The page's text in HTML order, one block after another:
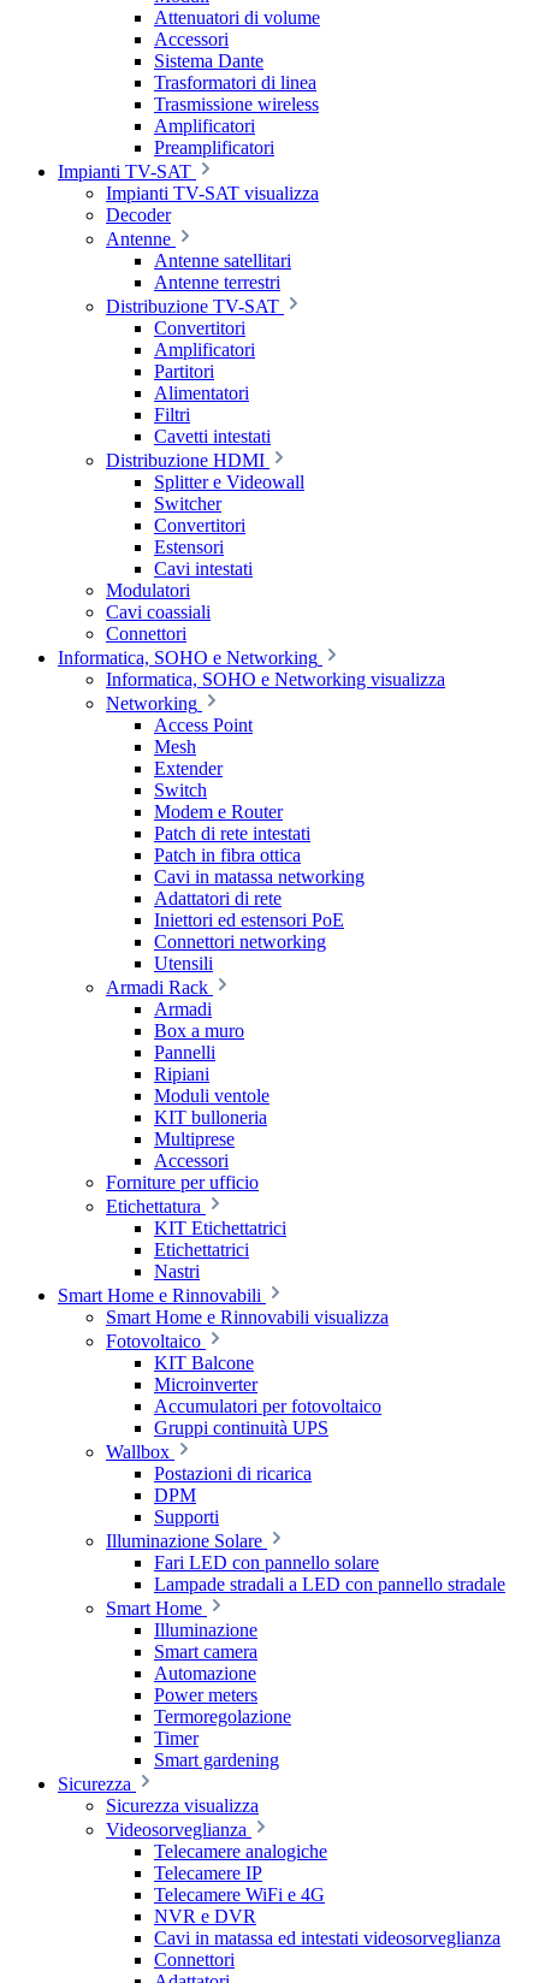
Attenuatori di volume
Accessori
Sistema Dante
Trasformatori di linea
Trasmissione wireless
Amplificatori
Preamplificatori
Impianti TV-SAT
Impianti TV-SAT visualizza
Decoder
Antenne
Antenne satellitari
Antenne terrestri
Distribuzione TV-SAT
Convertitori
Amplificatori
Partitori
Alimentatori
Filtri
Cavetti intestati
Distribuzione HDMI
Splitter e Videowall
Switcher
Convertitori
Estensori
Cavi intestati
Modulatori
Cavi coassiali
Connettori
Informatica, SOHO e Networking
Informatica, SOHO e Networking visualizza
Networking
Access Point
Mesh
Extender
Switch
Modem e Router
Patch di rete intestati
Patch in fibra ottica
Cavi in matassa networking
Adattatori di rete
Iniettori ed estensori PoE
Connettori networking
Utensili
Armadi Rack
Armadi
Box a muro
Pannelli
Ripiani
Moduli ventole
KIT bulloneria
Multiprese
Accessori
Forniture per ufficio
Etichettatura
KIT Etichettatrici
Etichettatrici
Nastri
Smart Home e Rinnovabili
Smart Home e Rinnovabili visualizza
Fotovoltaico
KIT Balcone
Microinverter
Accumulatori per fotovoltaico
Gruppi continuità UPS
Wallbox
Postazioni di ricarica
DPM
Supporti
Illuminazione Solare
Fari LED con pannello solare
Lampade stradali a LED con pannello stradale
Smart Home
Illuminazione
Smart camera
Automazione
Power meters
Termoregolazione
Timer
Smart gardening
Sicurezza
Sicurezza visualizza
Videosorveglianza
Telecamere analogiche
Telecamere IP
Telecamere WiFi e 4G
NVR e DVR
Cavi in matassa ed intestati videosorveglianza
Connettori